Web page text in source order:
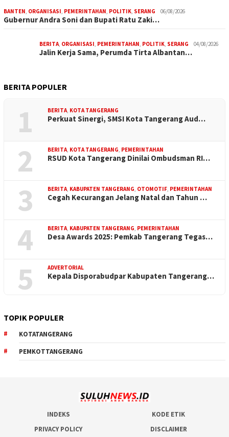
BANTEN, ORGANISASI, PEMERINTAHAN, POLITIK, SERANG 06/08/2026
Gubernur Andra Soni dan Bupati Ratu Zaki…
BERITA, ORGANISASI, PEMERINTAHAN, POLITIK, SERANG 04/08/2026
Jalin Kerja Sama, Perumda Tirta Albantan…
BERITA POPULER
1 BERITA, KOTA TANGERANG
Perkuat Sinergi, SMSI Kota Tangerang Aud…
2 BERITA, KOTA TANGERANG, PEMERINTAHAN
RSUD Kota Tangerang Dinilai Ombudsman RI…
3 BERITA, KABUPATEN TANGERANG, OTOMOTIF, PEMERINTAHAN
Cegah Kecurangan Jelang Natal dan Tahun …
4 BERITA, KABUPATEN TANGERANG, PEMERINTAHAN
Desa Awards 2025: Pemkab Tangerang Tegas…
5 ADVERTORIAL
Kepala Disporabudpar Kabupaten Tangerang…
TOPIK POPULER
KOTATANGERANG
PEMKOTTANGERANG
INDEKS
KODE ETIK
PRIVACY POLICY
DISCLAIMER